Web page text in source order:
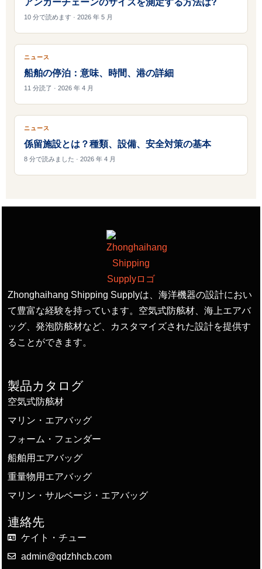
10 分で読めます · 2026 年 5 月
ニュース
船舶の停泊：意味、時間、港の詳細
11 分読了 · 2026 年 4 月
ニュース
係留施設とは？種類、設備、安全対策の基本
8 分で読みました · 2026 年 4 月
Zhonghaihang Shipping Supplyは、海洋機器の設計におい
て豊富な経験を持っています。空気式防舷材、海上エアバ
ッグ、発泡防舷材など、カスタマイズされた設計を提供す
ることができます。
製品カタログ
空気式防舷材
マリン・エアバッグ
フォーム・フェンダー
船舶用エアバッグ
重量物用エアバッグ
マリン・サルベージ・エアバッグ
連絡先
ケイト・チュー
admin@qdzhhcb.com